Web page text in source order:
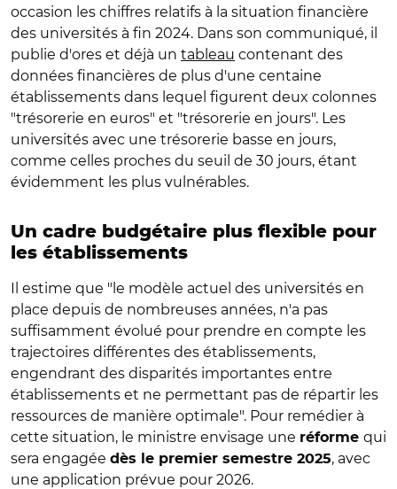
occasion les chiffres relatifs à la situation financière
des universités à fin 2024. Dans son communiqué, il
publie d'ores et déjà un tableau contenant des
données financières de plus d'une centaine
établissements dans lequel figurent deux colonnes
"trésorerie en euros" et "trésorerie en jours". Les
universités avec une trésorerie basse en jours,
comme celles proches du seuil de 30 jours, étant
évidemment les plus vulnérables.
Un cadre budgétaire plus flexible pour
les établissements
Il estime que "le modèle actuel des universités en
place depuis de nombreuses années, n'a pas
suffisamment évolué pour prendre en compte les
trajectoires différentes des établissements,
engendrant des disparités importantes entre
établissements et ne permettant pas de répartir les
ressources de manière optimale". Pour remédier à
cette situation, le ministre envisage une réforme qui
sera engagée dès le premier semestre 2025, avec
une application prévue pour 2026.